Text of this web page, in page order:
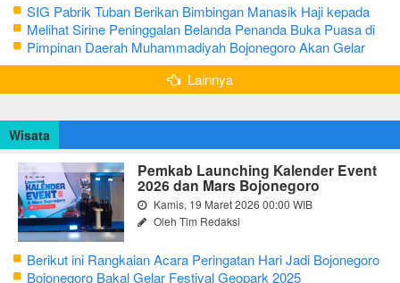
SIG Pabrik Tuban Berikan Bimbingan Manasik Haji kepada
CJH Kabupaten Tuban
Melihat Sirine Peninggalan Belanda Penanda Buka Puasa di
Pendopo Bupati Blora
Pimpinan Daerah Muhammadiyah Bojonegoro Akan Gelar
Salat Iduladha 9 Juli 2022
Lainnya
Wisata
Pemkab Launching Kalender Event
2026 dan Mars Bojonegoro
Kamis, 19 Maret 2026 00:00 WIB
Oleh Tim Redaksi
Berikut ini Rangkaian Acara Peringatan Hari Jadi Bojonegoro
Ke-348 Tahun 2025
Bojonegoro Bakal Gelar Festival Geopark 2025